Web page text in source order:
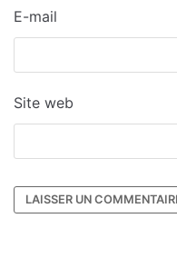
E-mail
Site web